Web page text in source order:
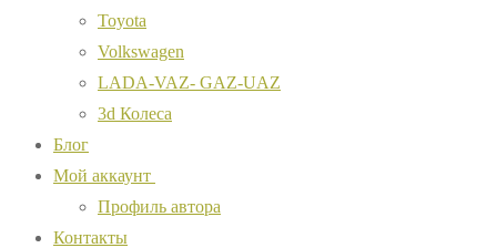
Toyota
Volkswagen
LADA-VAZ- GAZ-UAZ
3d Колеса
Блог
Мой аккаунт
Профиль автора
Контакты